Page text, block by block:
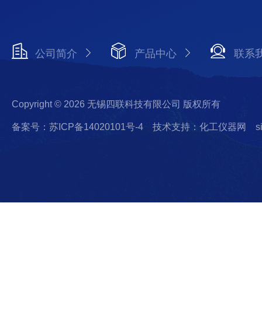
公司简介 产品中心 联系
Copyright © 2026 无锡四联科技有限公司 版权所有
备案号：苏ICP备14020101号-4 技术支持：化工仪器网